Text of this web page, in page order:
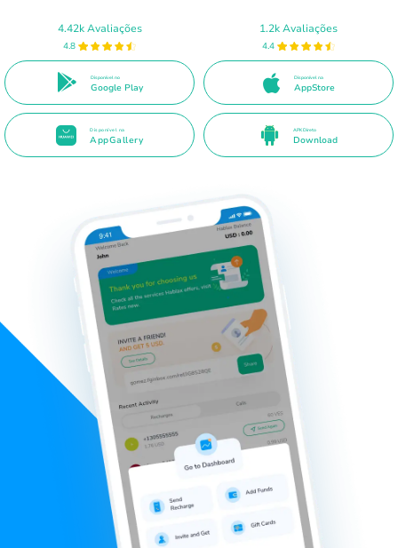
4.42k Avaliações
4.8
Disponível no
Google Play
1.2k Avaliações
4.4
Disponível na
AppStore
Disponível na
AppGallery
APK Direto
Download